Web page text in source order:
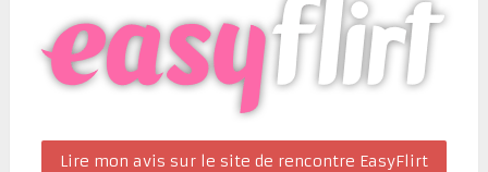
Lire mon avis sur le site de rencontre EasyFlirt